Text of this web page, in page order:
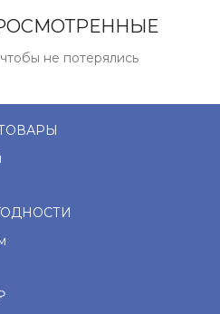
не потерялись